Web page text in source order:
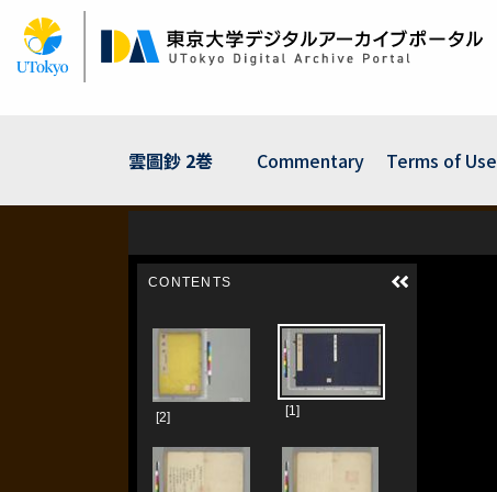
Skip
main
content
雲圖鈔 2巻 Commentary Terms of Use